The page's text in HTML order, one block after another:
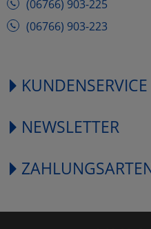
(06766) 903-225
(06766) 903-223
KUNDENSERVICE
NEWSLETTER